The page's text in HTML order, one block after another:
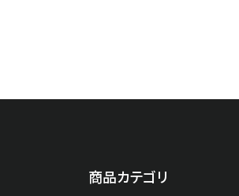
商品カテゴリ